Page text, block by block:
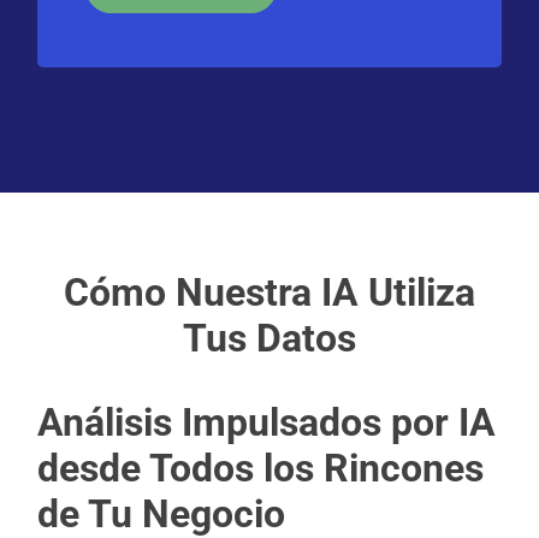
Cómo Nuestra IA Utiliza
Tus Datos
Análisis Impulsados por IA
desdeTodos los Rincones
de Tu Negocio